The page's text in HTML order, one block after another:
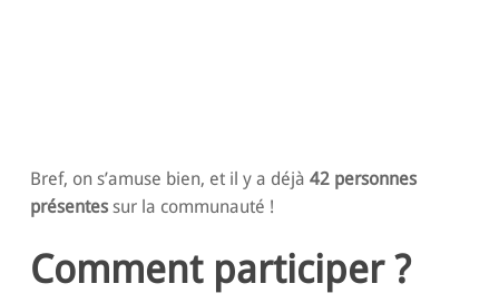
Bref, on s’amuse bien, et il y a déjà 42 personnes
présentes sur la communauté !
Comment participer ?